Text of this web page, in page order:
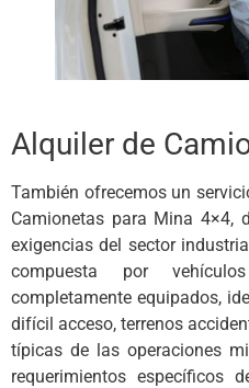
Alquiler de
También ofrecemos un
Camionetas para Mina 4×4,
exigencias del sector
compuesta por
completamente equipados,
difícil acceso, terrenos
típicas de las operaciones
requerimientos específicos